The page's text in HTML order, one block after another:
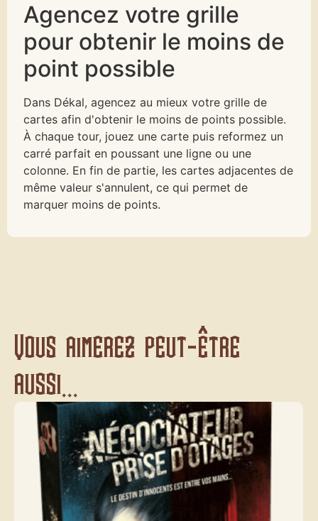
Agencez votre grille
pour obtenir le moins de
point possible
Dans Dékal, agencez au mieux votre grille de
cartes afin d'obtenir le moins de points possible.
À chaque tour, jouez une carte puis reformez un
carré parfait en poussant une ligne ou une
colonne. En fin de partie, les cartes adjacentes de
même valeur s'annulent, ce qui permet de
marquer moins de points.
Vous aimerez peut-être
aussi...